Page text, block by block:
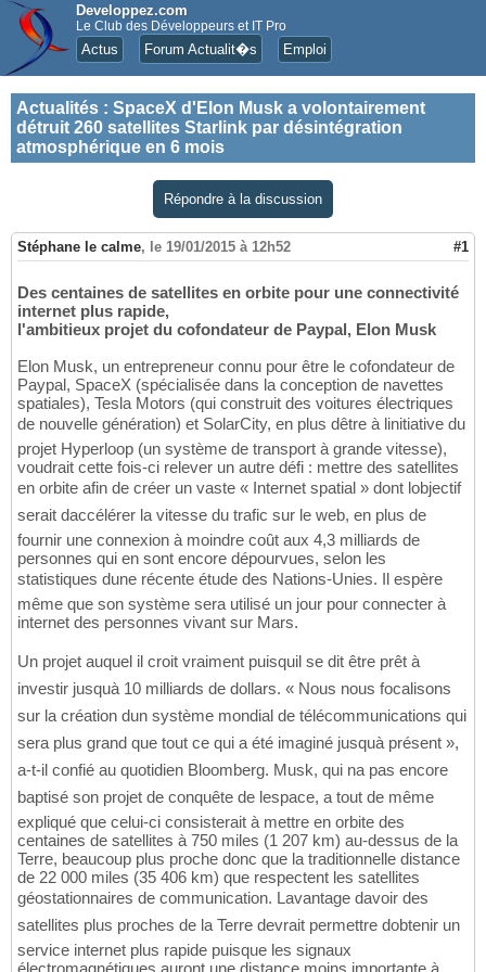
Developpez.com
Le Club des Développeurs et IT Pro
Actus Forum Actualit�s Emploi
Actualités : SpaceX d'Elon Musk a volontairement
détruit 260 satellites Starlink par désintégration
atmosphérique en 6 mois
Répondre à la discussion
Stéphane le calme, le 19/01/2015 à 12h52 #1
Des centaines de satellites en orbite pour une connectivité
internet plus rapide,
l'ambitieux projet du cofondateur de Paypal, Elon Musk
Elon Musk, un entrepreneur connu pour être le cofondateur de
Paypal, SpaceX (spécialisée dans la conception de navettes
spatiales), Tesla Motors (qui construit des voitures électriques
de nouvelle génération) et SolarCity, en plus dêtre à linitiative du
projet Hyperloop (un système de transport à grande vitesse),
voudrait cette fois-ci relever un autre défi : mettre des satellites
en orbite afin de créer un vaste « Internet spatial » dont lobjectif
serait daccélérer la vitesse du trafic sur le web, en plus de
fournir une connexion à moindre coût aux 4,3 milliards de
personnes qui en sont encore dépourvues, selon les
statistiques dune récente étude des Nations-Unies. Il espère
même que son système sera utilisé un jour pour connecter à
internet des personnes vivant sur Mars.
Un projet auquel il croit vraiment puisquil se dit être prêt à
investir jusquà 10 milliards de dollars. « Nous nous focalisons
sur la création dun système mondial de télécommunications qui
sera plus grand que tout ce qui a été imaginé jusquà présent »,
a-t-il confié au quotidien Bloomberg. Musk, qui na pas encore
baptisé son projet de conquête de lespace, a tout de même
expliqué que celui-ci consisterait à mettre en orbite des
centaines de satellites à 750 miles (1 207 km) au-dessus de la
Terre, beaucoup plus proche donc que la traditionnelle distance
de 22 000 miles (35 406 km) que respectent les satellites
géostationnaires de communication. Lavantage davoir des
satellites plus proches de la Terre devrait permettre dobtenir un
service internet plus rapide puisque les signaux